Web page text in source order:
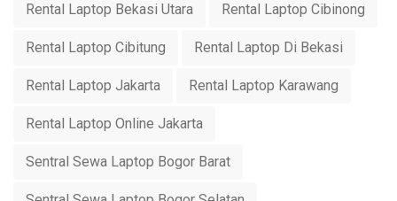
Rental Laptop Bekasi Utara Rental Laptop Cibinong
Rental Laptop Cibitung Rental Laptop Di Bekasi
Rental Laptop Jakarta Rental Laptop Karawang
Rental Laptop Online Jakarta
Sentral Sewa Laptop Bogor Barat